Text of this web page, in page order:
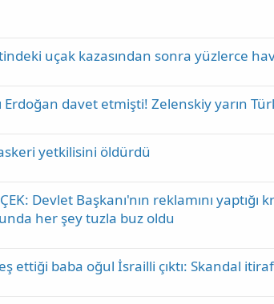
uçak kazasından sonra yüzlerce
Erdoğan davet etmişti! Zelenskiy yarın
yetkilisini öldürdü
Devlet Başkanı'nın reklamını
her şey tuzla buz oldu
ettiği baba oğul İsrailli çıktı: Skandal